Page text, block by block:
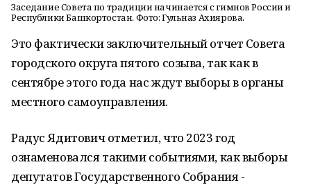
Заседание Совета по традиции начинается с гимнов России и
Республики Башкортостан. Фото: Гульназ Ахиярова.
Это фактически заключительный отчет Совета
городского округа пятого созыва, так как в
сентябре этого года нас ждут выборы в органы
местного самоуправления.
Радус Ядитович отметил, что 2023 год
ознаменовался такими событиями, как выборы
депутатов Государственного Собрания -